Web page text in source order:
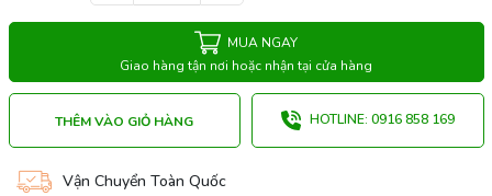
MUA NGAY
Giao hàng tận nơi hoặc nhận tại cửa hàng
THÊM VÀO GIỎ HÀNG HOTLINE: 0916 858 169
Vận Chuyển Toàn Quốc